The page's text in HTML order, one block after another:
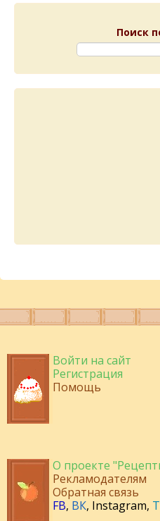
Поиск
Войти на сайт
Регистрация
Помощь
О проекте
Рекламодателям
Обратная связь
FB, ВК, Instagram,